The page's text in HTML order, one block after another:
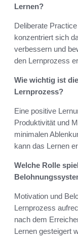
Lernen?
Deliberate
konzentriert sich
verbessern und
den Lernprozess
Wie wichtig ist
Lernprozess?
Eine positive
Produktivität und
minimalen
kann das Lernen
Welche Rolle
Motivation und
Lernprozess
nach dem
Lernen gesteigert